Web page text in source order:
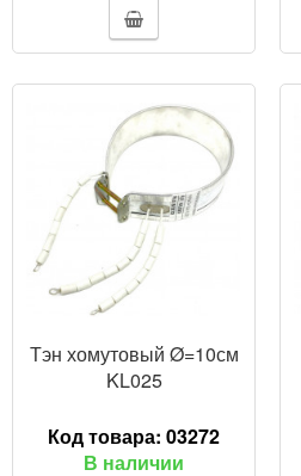
Тэн хомутовый Ø=10см
KL025
Код товара: 03272
В наличии